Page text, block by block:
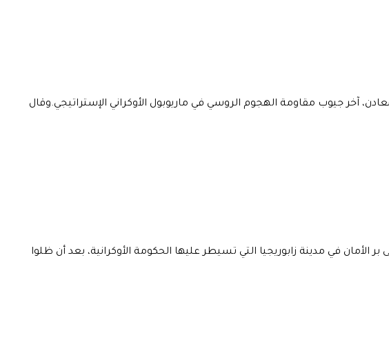
آخر جيوب مقاومة الهجوم الروسي في ماريوبول الأوكراني الإستراتيجي.وقال
في مدينة زابوريجيا التي تسيطر عليها الحكومة الأوكرانية، بعد أن ظلوا